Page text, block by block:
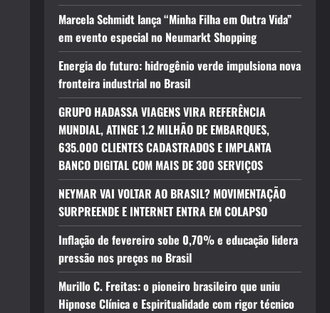
Marcela Schmidt lança “Minha Filha em Outra Vida”
em evento especial no Neumarkt Shopping
Energia do futuro: hidrogênio verde impulsiona nova
fronteira industrial no Brasil
GRUPO HADASSA VIAGENS VIRA REFERÊNCIA
MUNDIAL, ATINGE 1.2 MILHÃO DE EMBARQUES,
635.000 CLIENTES CADASTRADOS E IMPLANTA
BANCO DIGITAL COM MAIS DE 300 SERVIÇOS
NEYMAR VAI VOLTAR AO BRASIL? MOVIMENTAÇÃO
SURPREENDE E INTERNET ENTRA EM COLAPSO
Inflação de fevereiro sobe 0,70% e educação lidera
pressão nos preços no Brasil
Murillo C. Freitas: o pioneiro brasileiro que uniu
Hipnose Clínica e Espiritualidade com rigor técnico